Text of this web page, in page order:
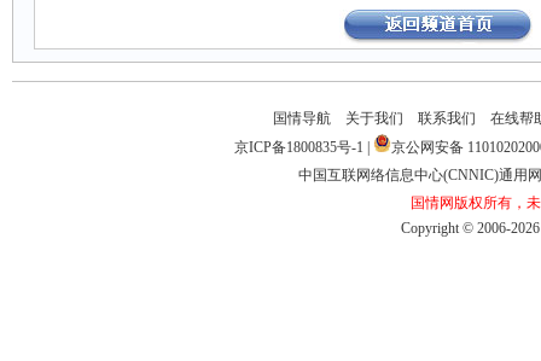
国情导航 关于我们 联系我们
在线帮
京ICP备1800835号-1
京公网安备
中国互联网络信息中心(CNNIC)通用
国情网版权所有，
Copyright©2006-